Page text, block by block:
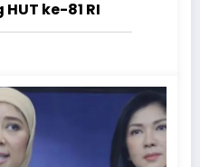
ke-81 RI